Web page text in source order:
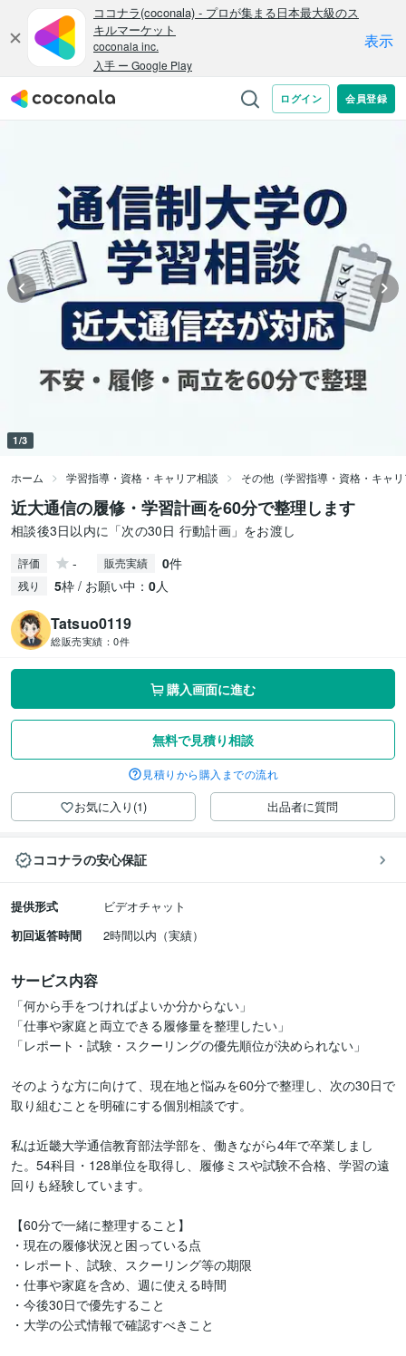
1/3
ホーム 学習指導・資格・キャリア相談 その他（学習指導・資格・キャ
近大通信の履修・学習計画を60分で整理します
相談後3日以内に「次の30日 行動計画」をお渡し
評価 - 販売実績 0件
残り 5枠 / お願い中： 0人
Tatsuo0119
総販売実績： 0件
購入画面に進む
無料で見積り相談
見積りから購入までの流れ
お気に入り(1) 出品者に質問
ココナラの安心保証
提供形式
ビデオチャット
初回返答時間
2時間以内（実績）
サービス内容
「何から手をつければよいか分からない」
「仕事や家庭と両立できる履修量を整理したい」
「レポート・試験・スクーリングの優先順位が決められない」
そのような方に向けて、現在地と悩みを60分で整理し、次の30日で
取り組むことを明確にする個別相談です。
私は近畿大学通信教育部法学部を、働きながら4年で卒業しまし
た。54科目・128単位を取得し、履修ミスや試験不合格、学習の遠
回りも経験しています。
【60分で一緒に整理すること】
・現在の履修状況と困っている点
・レポート、試験、スクーリング等の期限
・仕事や家庭を含め、週に使える時間
・今後30日で優先すること
・大学の公式情報で確認すべきこと